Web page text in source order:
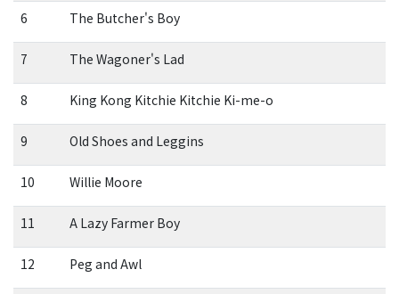
6 The Butcher's Boy
7 The Wagoner's Lad
8 King Kong Kitchie Kitchie Ki-me-o
9 Old Shoes and Leggins
10 Willie Moore
11 A Lazy Farmer Boy
12 Peg and Awl